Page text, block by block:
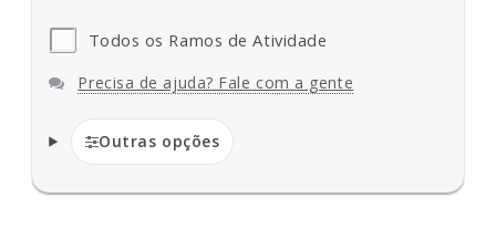
Todos os Ramos de Atividade
Precisa de ajuda? Fale com a gente
Outras opções